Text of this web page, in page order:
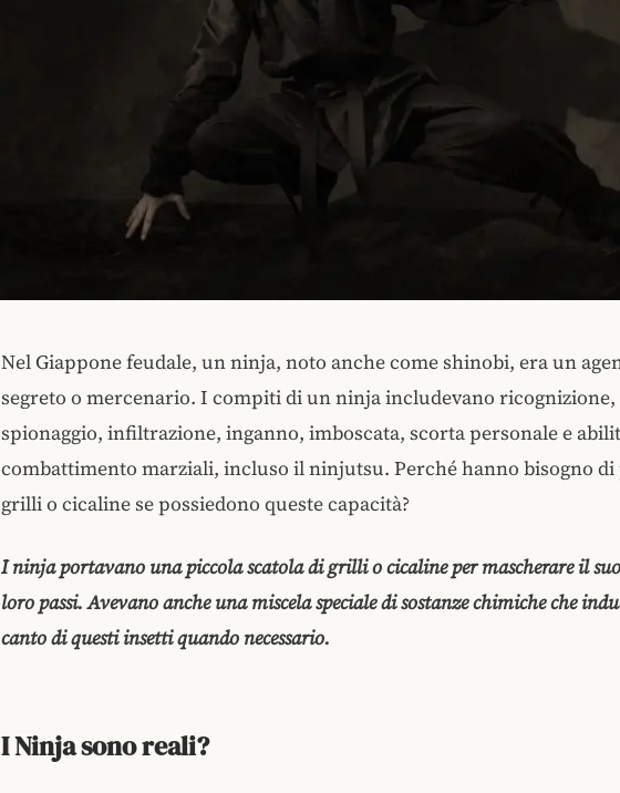
Nel Giappone feudale, un ninja, noto anche come shinobi, era un
segreto o mercenario. I compiti di un ninja includevano ricognizione,
spionaggio, infiltrazione, inganno, imboscata, scorta personale e
combattimento marziali, incluso il ninjutsu. Perché hanno bisogno
grilli o cicaline se possiedono queste capacità?
I ninja portavano una piccola scatola di grilli o cicaline per mascherare il
loro passi. Avevano anche una miscela speciale di sostanze chimiche che
canto di questi insetti quando necessario.
I Ninja sono reali?